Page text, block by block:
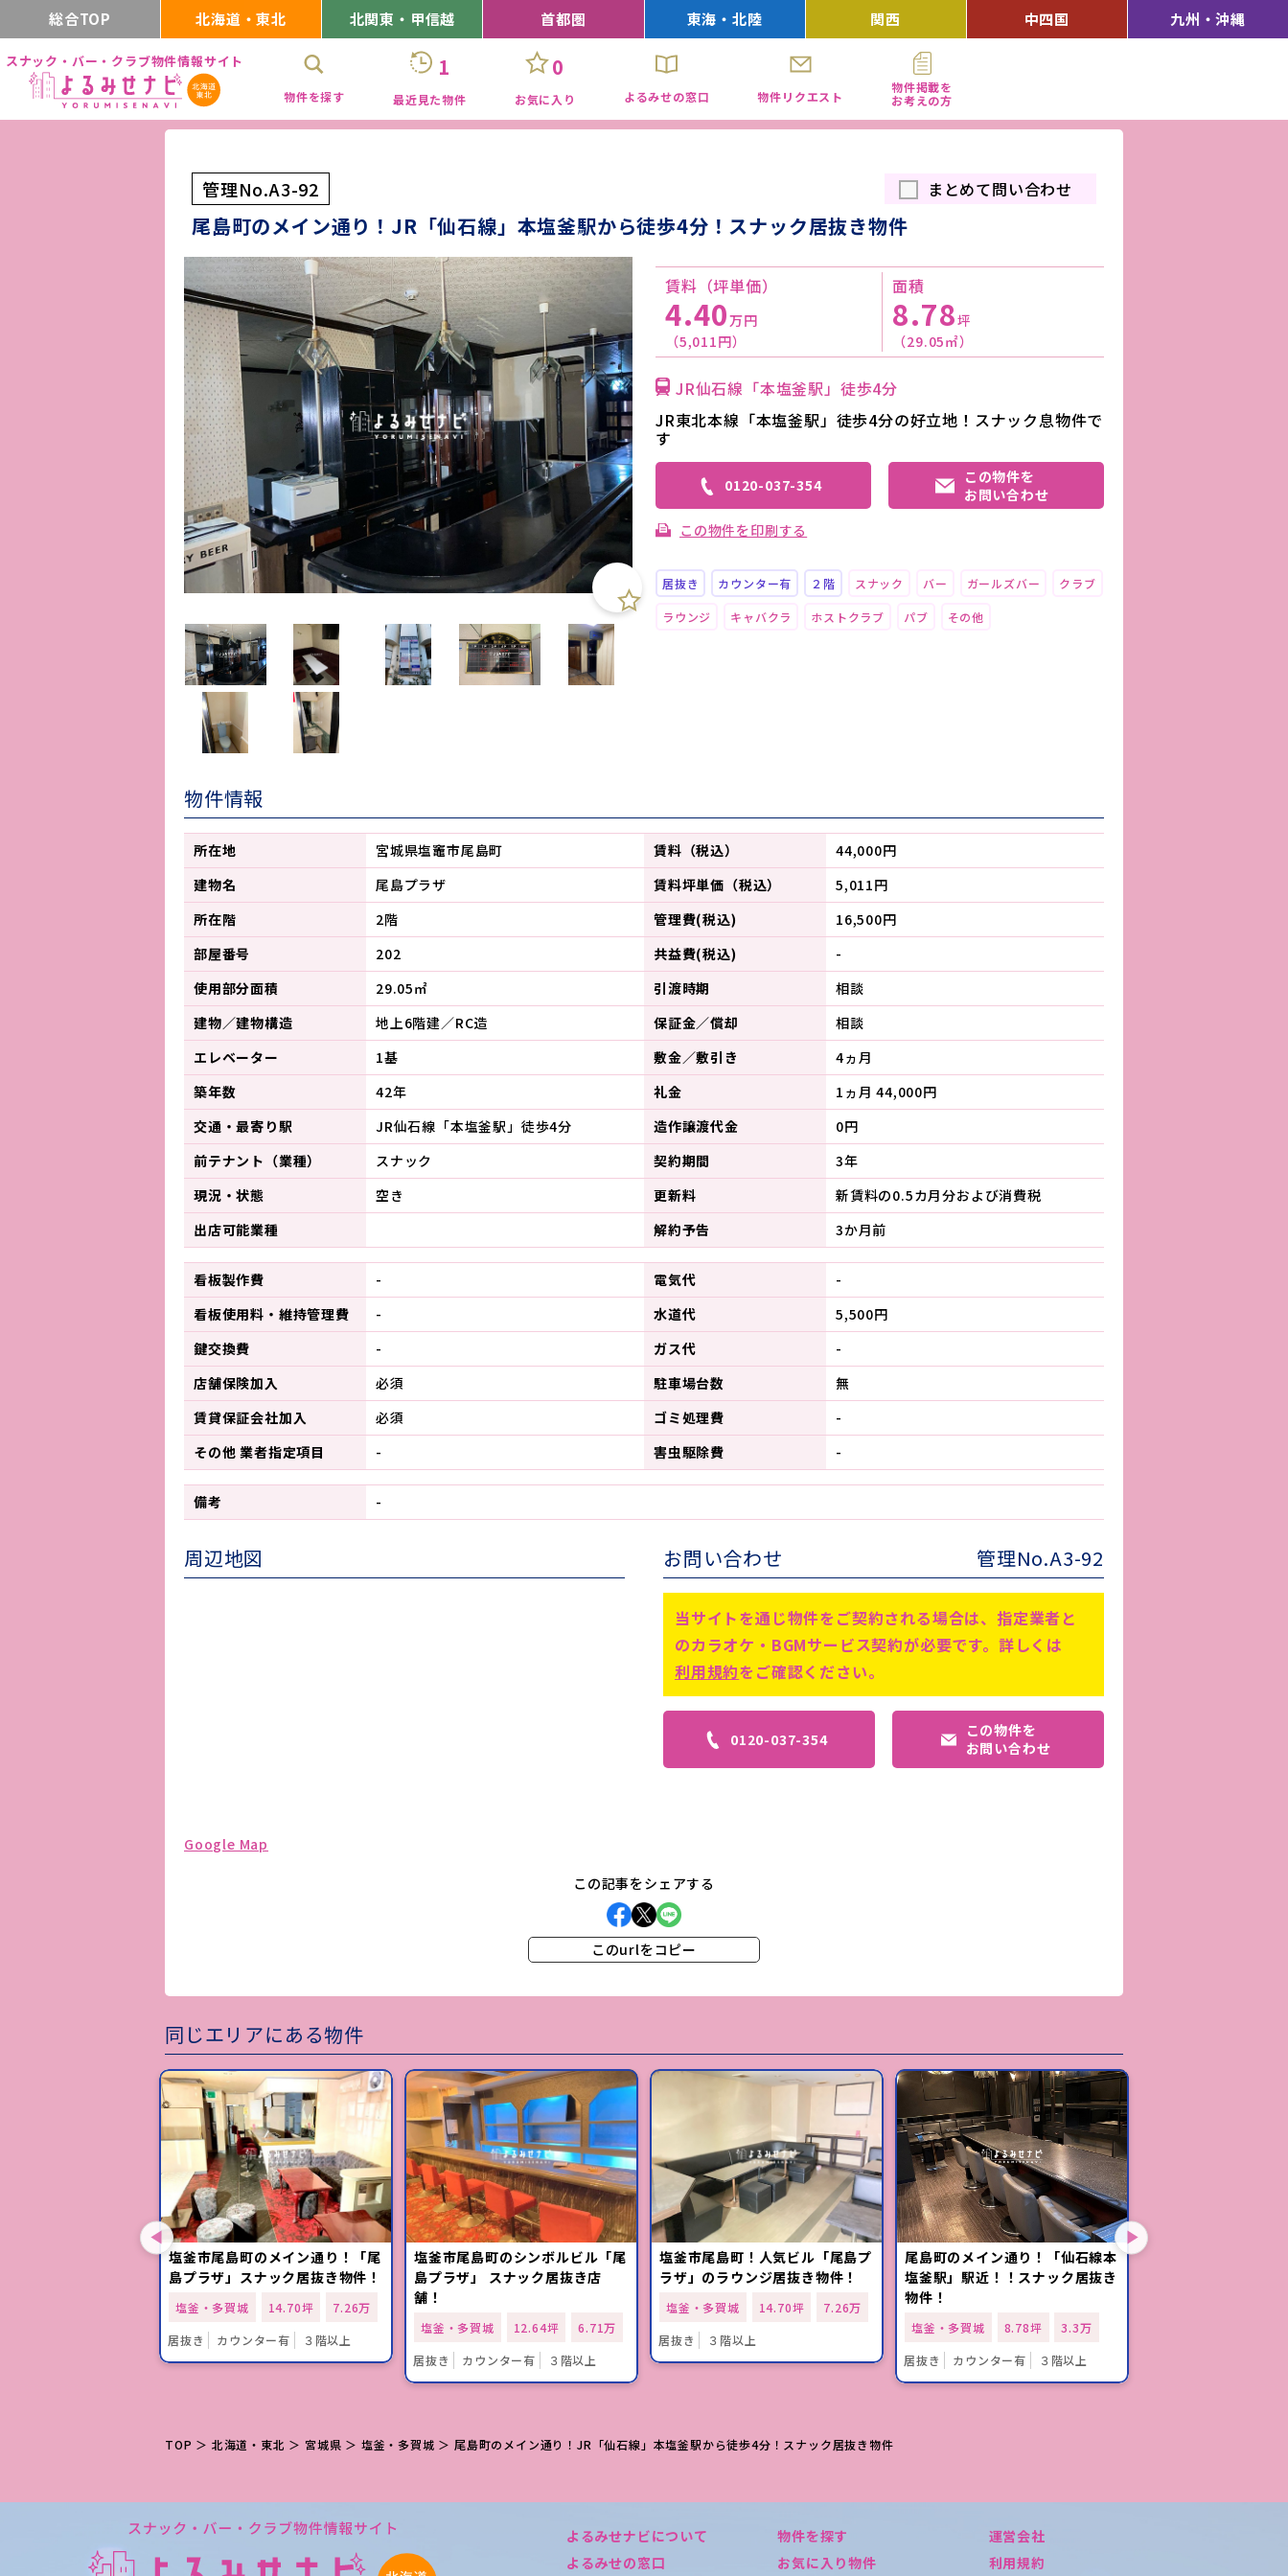
総合TOP 北海道・東北 北関東・甲信越 首都圏 東海・北陸 関西 中四国 九州・沖縄
スナック・バー・クラブ物件情報サイト
物件を探す
1
最近見た物件
0
お気に入り よるみせの窓口 物件リクエスト
物件掲載を
お考えの方
管理No.A3-92 まとめて問い合わせ
尾島町のメイン通り！JR「仙石線」本塩釜駅から徒歩4分！スナック居抜き物件
賃料（坪単価）
4.40万円
（5,011円）
面積
8.78坪
（29.05㎡）
JR仙石線「本塩釜駅」徒歩4分
JR東北本線「本塩釜駅」徒歩4分の好立地！スナック息物件で
す
0120-037-354
この物件を
お問い合わせ
この物件を印刷する
居抜き カウンター有 ２階 スナック バー ガールズバー クラブ
ラウンジ キャバクラ ホストクラブ パブ その他
物件情報
所在地
宮城県塩竈市尾島町
建物名
尾島プラザ
所在階
2階
部屋番号
202
使用部分面積
29.05㎡
建物／建物構造
地上6階建／RC造
エレベーター
1基
築年数
42年
交通・最寄り駅
JR仙石線「本塩釜駅」徒歩4分
前テナント（業種）
スナック
現況・状態
空き
出店可能業種
賃料（税込）
44,000円
賃料坪単価（税込）
5,011円
管理費(税込)
16,500円
共益費(税込)
-
引渡時期
相談
保証金／償却
相談
敷金／敷引き
4ヵ月
礼金
1ヵ月 44,000円
造作譲渡代金
0円
契約期間
3年
更新料
新賃料の0.5カ月分および消費税
解約予告
3か月前
看板製作費
-
看板使用料・ 維持管理費
-
鍵交換費
-
店舗保険加入
必須
賃貸保証会社加入
必須
その他 業者指定項目
-
電気代
-
水道代
5,500円
ガス代
-
駐車場台数
無
ゴミ処理費
-
害虫駆除費
-
備考 -
周辺地図
Google Map
お問い合わせ 管理No.A3-92
当サイトを通じ物件をご契約される場合は、指定業者と
のカラオケ・BGMサービス契約が必要です。詳しくは
利用規約をご確認ください。
0120-037-354
この物件を
お問い合わせ
この記事をシェアする
このurlをコピー
同じエリアにある物件
塩釜市尾島町のメイン通り！「尾
島プラザ」スナック居抜き物件！
塩釜・多賀城 14.70坪
7.26万
居抜き
カウンター有 ３階以上
塩釜市尾島町のシンボルビル「尾
島プラザ」 スナック居抜き店
舗！
塩釜・多賀城 12.64坪
6.71万
居抜き
カウンター有 ３階以上
塩釜市尾島町！人気ビル「尾島プ
ラザ」のラウンジ居抜き物件！
塩釜・多賀城 14.70坪
7.26万
居抜き
３階以上
尾島町のメイン通り！「仙石線本
塩釜駅」駅近！！スナック居抜き
物件！
塩釜・多賀城 8.78坪
3.3万
居抜き
カウンター有 ３階以上
TOP ＞ 北海道・東北 ＞ 宮城県 ＞ 塩釜・多賀城 ＞ 尾島町のメイン通り！JR「仙石線」本塩釜駅から徒歩4分！スナック居抜き物件
よるみせナビについて
よるみせの窓口
物件を探す
お気に入り物件
運営会社
利用規約